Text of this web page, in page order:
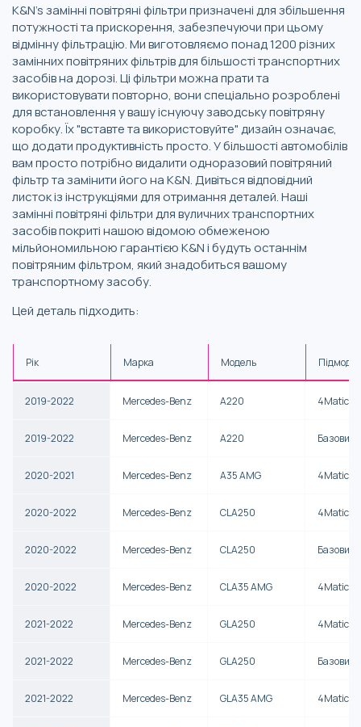
K&N's замінні повітряні фільтри призначені для збільшення
потужності та прискорення, забезпечуючи при цьому
відмінну фільтрацію. Ми виготовляємо понад 1200 різних
замінних повітряних фільтрів для більшості транспортних
засобів на дорозі. Ці фільтри можна прати та
використовувати повторно, вони спеціально розроблені
для встановлення у вашу існуючу заводську повітряну
коробку. Їх "вставте та використовуйте" дизайн означає,
що додати продуктивність просто. У більшості автомобілів
вам просто потрібно видалити одноразовий повітряний
фільтр та замінити його на K&N. Дивіться відповідний
листок із інструкціями для отримання деталей. Наші
замінні повітряні фільтри для вуличних транспортних
засобів покриті нашою відомою обмеженою
мільйономильною гарантією K&N і будуть останнім
повітряним фільтром, який знадобиться вашому
транспортному засобу.
Цей деталь підходить:
Рік Марка Модель
2019-2022 Mercedes-Benz A220 4Matic
2019-2022 Mercedes-Benz A220 Базовий
2020-2021 Mercedes-Benz A35 AMG 4Matic
2020-2022 Mercedes-Benz CLA250 4Matic
2020-2022 Mercedes-Benz CLA250 Базовий
2020-2022 Mercedes-Benz CLA35 AMG 4Matic
2021-2022 Mercedes-Benz GLA250 4Matic
2021-2022 Mercedes-Benz GLA250 Базовий
2021-2022 Mercedes-Benz GLA35 AMG 4Matic